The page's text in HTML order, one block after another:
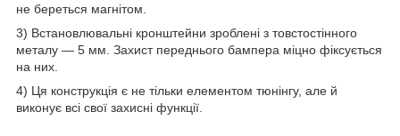
не береться магнітом.
3) Встановлювальні кронштейни зроблені з товстостінного
металу — 5 мм. Захист переднього бампера міцно фіксується
на них.
4) Ця конструкція є не тільки елементом тюнінгу, але й
виконує всі свої захисні функції.